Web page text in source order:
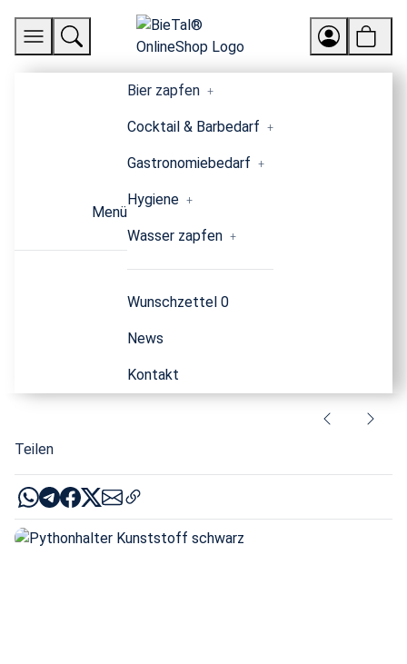
Menü
Bier zapfen
Cocktail & Barbedarf
Gastronomiebedarf
Hygiene
Wasser zapfen
Wunschzettel 0
News
Kontakt
Teilen